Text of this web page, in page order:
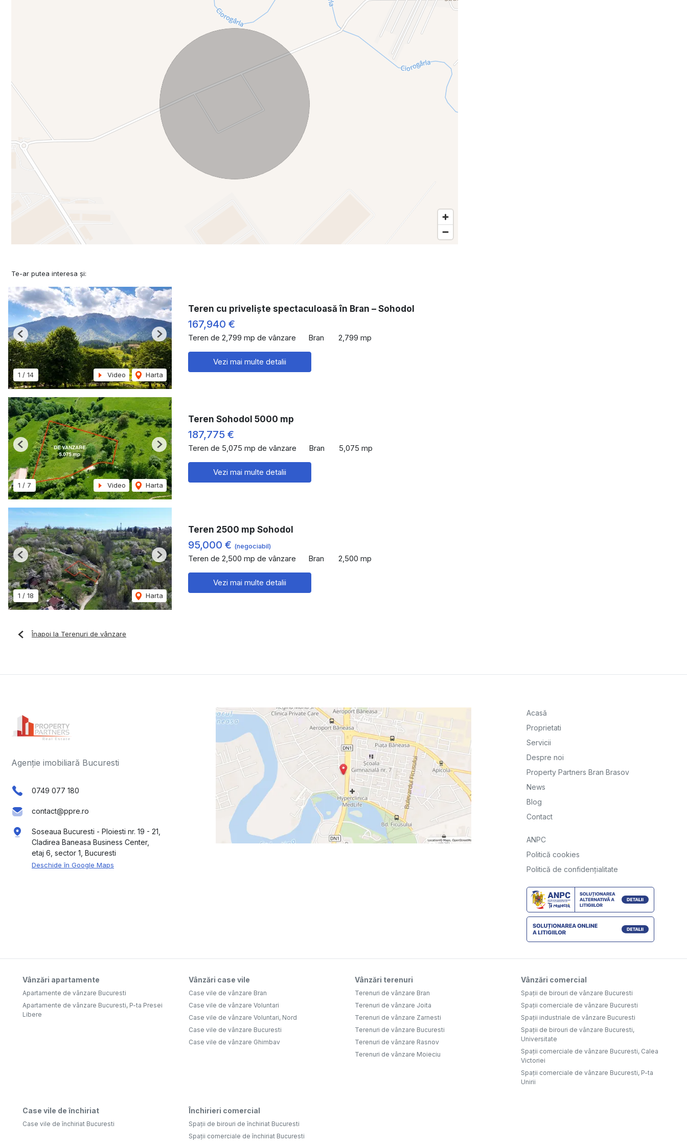
O oportunitate prin localizarea strategica într-o zonă puternic industrializată, aproape de centre logistice mari.
Teren ideal pentru hale, depozite, parcuri logistice sau spații de producție.
Acesta este terenul potrivit pentru dezvoltatori imobiliari interesați de construcția de hale, depozite sau parcuri
industriale. Investitori care caută terenuri în zone cu potențial de creștere economică. Companii de logistică și
distribuție care au nevoie de spațiu pentru extindere. Producători și antreprenori din domenii diverse (producție,
depozitare, transport).
Contacteaza-ne pentru pentru detalii si vizionare
Te-ar putea interesa și:
1 / 14 Video Harta
Previous Next
Teren cu priveliște spectaculoasă în Bran – Sohodol
167,940 €
Teren de 2,799 mp de vânzare Bran 2,799 mp
Vezi mai multe detalii
1 / 7 Video Harta
Previous Next
Teren Sohodol 5000 mp
187,775 €
Teren de 5,075 mp de vânzare Bran 5,075 mp
Vezi mai multe detalii
1 / 18 Harta
Previous Next
Teren 2500 mp Sohodol
95,000 € (negociabil)
Teren de 2,500 mp de vânzare Bran 2,500 mp
Vezi mai multe detalii
Înapoi la Terenuri de vânzare
Agenție imobiliară Bucuresti
0749 077 180
contact@ppre.ro
Soseaua Bucuresti - Ploiesti nr. 19 - 21,
Cladirea Baneasa Business Center,
etaj 6, sector 1, Bucuresti
Deschide în Google Maps
Acasă
Proprietati
Servicii
Despre noi
Property Partners Bran Brasov
News
Blog
Contact
ANPC
Politică cookies
Politică de confidențialitate
Vânzări apartamente
Apartamente de vânzare Bucuresti
Apartamente de vânzare Bucuresti, P-ta Presei
Libere
Vânzări case vile
Case vile de vânzare Bran
Case vile de vânzare Voluntari
Case vile de vânzare Voluntari, Nord
Case vile de vânzare Bucuresti
Case vile de vânzare Ghimbav
Vânzări terenuri
Terenuri de vânzare Bran
Terenuri de vânzare Joita
Terenuri de vânzare Zarnesti
Terenuri de vânzare Bucuresti
Terenuri de vânzare Rasnov
Terenuri de vânzare Moieciu
Vânzări comercial
Spații de birouri de vânzare Bucuresti
Spații comerciale de vânzare Bucuresti
Spații industriale de vânzare Bucuresti
Spații de birouri de vânzare Bucuresti,
Universitate
Spații comerciale de vânzare Bucuresti, Calea
Victoriei
Spații comerciale de vânzare Bucuresti, P-ta
Unirii
Case vile de închiriat
Case vile de închiriat Bucuresti
Închirieri comercial
Spații de birouri de închiriat Bucuresti
Spații comerciale de închiriat Bucuresti